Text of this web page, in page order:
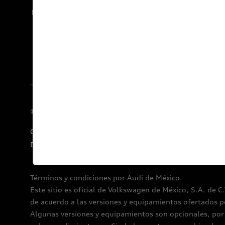
Documentos legales
© 2026 AUDI AG. Todos los derechos reservados.
Concesionarios
Declaratoria de Derechos Humanos
Términos y condiciones por Audi de México.
Este sitio es oficial de Volkswagen de México, S.A. de
de acuerdo a las versiones y equipamientos ofertados
Algunas versiones y equipamientos son opcionales,